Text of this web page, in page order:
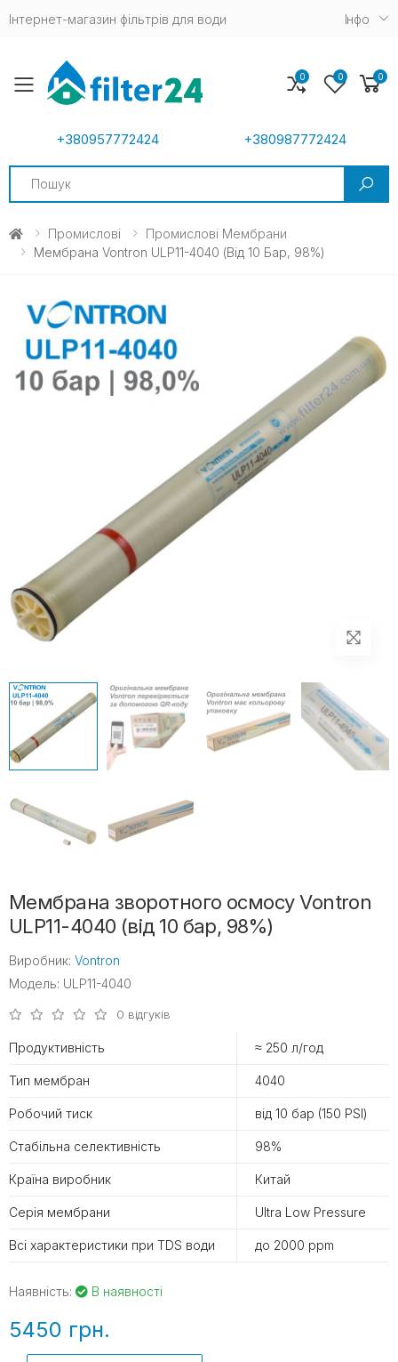
Інтернет-магазин фільтрів для води Iнфо
Toggle mobile menu
+380957772424 +380987772424
Search
0 0 0
Промислові
Промислові Мембрани
Мембрана Vontron ULP11-4040 (від 10 Бар, 98%)
Мембрана зворотного осмосу Vontron
ULP11-4040 (від 10 бар, 98%)
Виробник: Vontron
Модель: ULP11-4040
0 відгуків
Продуктивність ≈ 250 л/год
Тип мембран 4040
Робочий тиск від 10 бар (150 PSI)
Стабільна селективність 98%
Країна виробник Китай
Серія мембрани Ultra Low Pressure
Всі характеристики при TDS води до 2000 ppm
Наявність: В наявності
5450 грн.